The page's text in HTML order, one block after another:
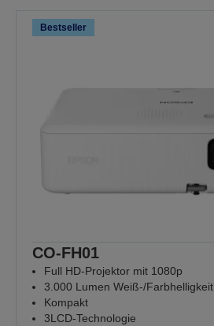
Bestseller
CO-FH01
Full HD-Projektor mit 1080p
3.000 Lumen Weiß-/Farbhelligkeit
Kompakt
3LCD-Technologie